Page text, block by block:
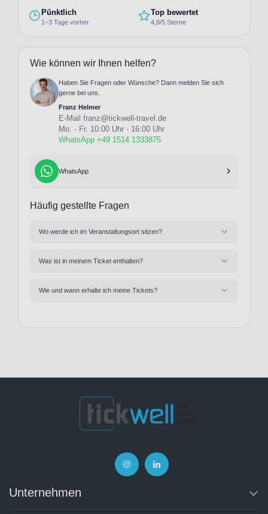
Pünktlich
1–3 Tage vorher
Top bewertet
4,8/5 Sterne
Wie können wir Ihnen helfen?
Haben Sie Fragen oder Wünsche? Dann melden Sie sich
gerne bei uns.
Franz Helmer
E-Mail franz@tickwell-travel.de
Mo. - Fr. 10:00 Uhr - 16:00 Uhr
WhatsApp +49 1514 1333875
WhatsApp
Häufig gestellte Fragen
Wo werde ich im Veranstaltungsort sitzen?
Was ist in meinem Ticket enthalten?
Wie und wann erhalte ich meine Tickets?
Unternehmen